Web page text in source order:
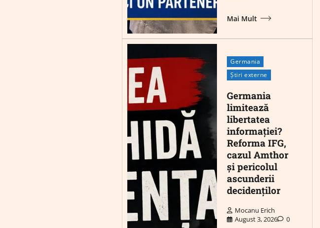
Mai Mult
Germania
Știri externe
Germania
limitează
libertatea
informației?
Reforma IFG,
cazul Amthor
și pericolul
ascunderii
decidenților
Mocanu Erich
August 3, 2026
0